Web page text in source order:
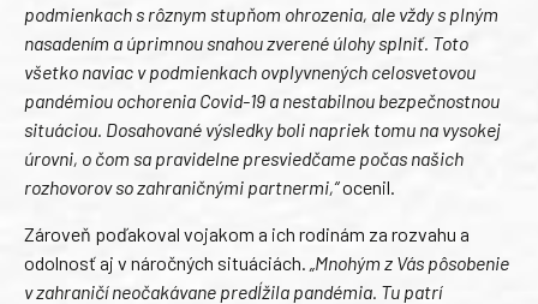
podmienkach s rôznym stupňom ohrozenia, ale vždy s plným
nasadením a úprimnou snahou zverené úlohy splniť. Toto
všetko naviac v podmienkach ovplyvnených celosvetovou
pandémiou ochorenia Covid-19 a nestabilnou bezpečnostnou
situáciou. Dosahované výsledky boli napriek tomu na vysokej
úrovni, o čom sa pravidelne presviedčame počas našich
rozhovorov so zahraničnými partnermi,“ocenil.
Zároveň poďakoval vojakom a ich rodinám za rozvahu a
odolnosť aj v náročných situáciách.
„Mnohým z Vás pôsobenie
v zahraničí neočakávane predĺžila pandémia. Tu patrí